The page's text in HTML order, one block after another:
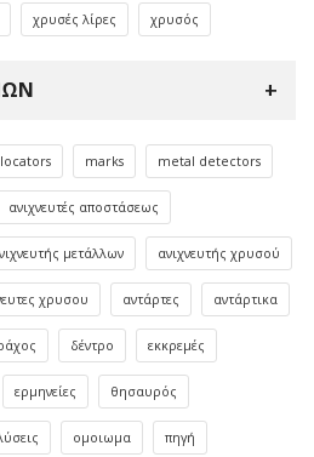
χρυσές λίρες χρυσός
marks metal detectors
ανιχνευτές αποστάσεως
μετάλλων ανιχνευτής χρυσού
χρυσου αντάρτες αντάρτικα
δέντρο εκκρεμές
ερμηνείες θησαυρός
ομοιωμα πηγή